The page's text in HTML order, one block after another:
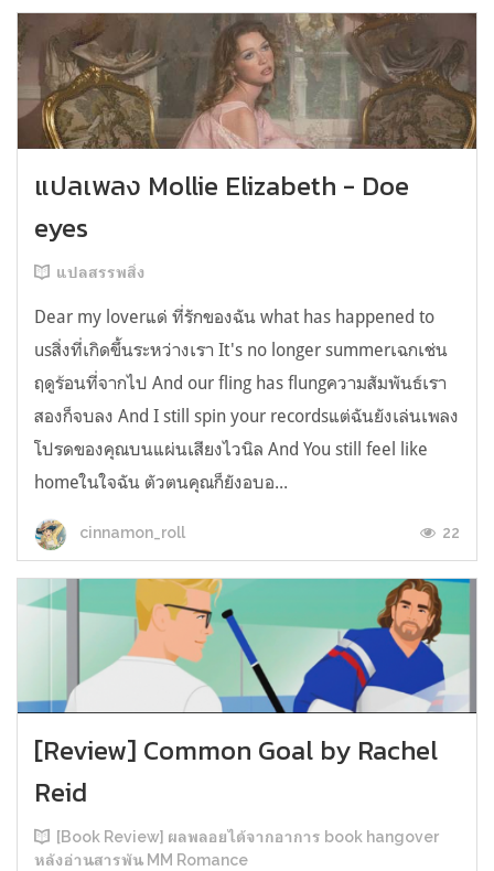
แปลเพลง Mollie Elizabeth - Doe
eyes
แปลสรรพสิ่ง
Dear my loverแด่ ที่รักของฉัน what has happened to
usสิ่งที่เกิดขึ้นระหว่างเรา It's no longer summerเฉกเช่น
ฤดูร้อนที่จากไป And our fling has flungความสัมพันธ์เรา
สองก็จบลง And I still spin your recordsแต่ฉันยังเล่นเพลง
โปรดของคุณบนแผ่นเสียงไวนิล And You still feel like
homeในใจฉัน ตัวตนคุณก็ยังอบอ...
cinnamon_roll 22
[Review] Common Goal by Rachel
Reid
[Book Review] ผลพลอยได้จากอาการ book hangover
หลังอ่านสารพัน MM Romance